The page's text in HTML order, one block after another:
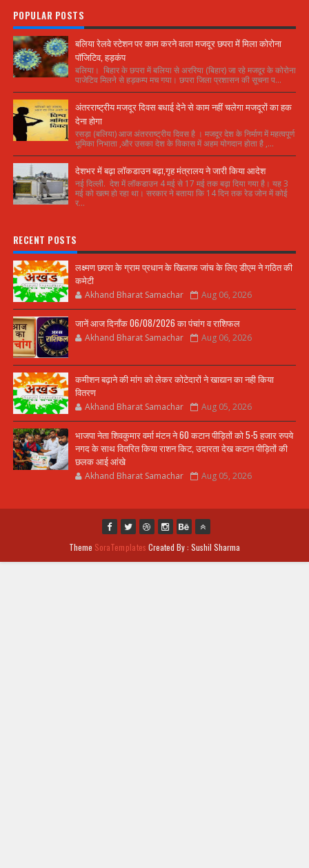
POPULAR POSTS
बलिया रेलवे स्टेशन पर काम करने वाला मजदूर छपरा में मिला कोरोना
पॉजिटिव, हड़कंप
बलिया। बिहार के छपरा में बलिया से अररिया (बिहार) जा रहे मजदूर के कोरोना
पाजेटिव मिलने से हड़कम्प मच गया। छपरा जिला प्रशासन की सूचना प...
अंतरराष्ट्रीय मजदूर दिवस बधाई देने से काम नहीं चलेगा मजदूरों का हक
देना होगा
रसड़ा (बलिया) आज अंतरराष्ट्रीय दिवस है । मजदूर देश के निर्माण में महत्वपूर्ण
भूमिका निभाता ,और उसका देश के विकास में अहम योगदान होता है ,...
देशभर में बढ़ा लॉकडाउन बढ़ा,गृह मंत्रालय ने जारी किया आदेश
नई दिल्ली. देश में लॉकडाउन 4 मई से 17 मई तक बढ़ा दिया गया है। यह 3
मई को खत्म हो रहा था। सरकार ने बताया कि 14 दिन तक रेड जोन में कोई
र...
RECENT POSTS
लक्ष्मण छपरा के ग्राम प्रधान के खिलाफ जांच के लिए डीएम ने गठित की
कमेटी
Akhand Bharat Samachar Aug 06, 2026
जानें आज दिनाँक 06/08/2026 का पंचांग व राशिफल
Akhand Bharat Samachar Aug 06, 2026
कमीशन बढ़ाने की मांग को लेकर कोटेदारों ने खाद्यान का नही किया
वितरण
Akhand Bharat Samachar Aug 05, 2026
भाजपा नेता शिवकुमार वर्मा मंटन ने 60 कटान पीड़ितों को 5-5 हजार रुपये
नगद के साथ वितरित किया राशन किट, उदारता देख कटान पीड़ितों की
छलक आई आंखे
Akhand Bharat Samachar Aug 05, 2026
Theme SoraTemplates Created By : Sushil Sharma